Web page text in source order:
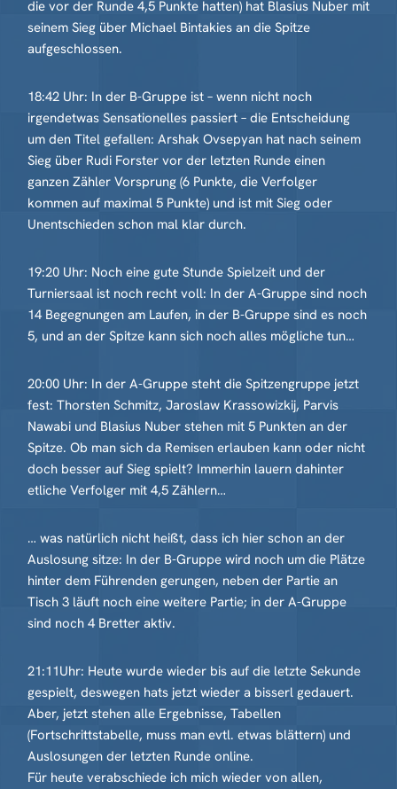
die vor der Runde 4,5 Punkte hatten) hat Blasius Nuber mit
seinem Sieg über Michael Bintakies an die Spitze
aufgeschlossen.
18:42 Uhr: In der B-Gruppe ist – wenn nicht noch
irgendetwas Sensationelles passiert – die Entscheidung
um den Titel gefallen: Arshak Ovsepyan hat nach seinem
Sieg über Rudi Forster vor der letzten Runde einen
ganzen Zähler Vorsprung (6 Punkte, die Verfolger
kommen auf maximal 5 Punkte) und ist mit Sieg oder
Unentschieden schon mal klar durch.
19:20 Uhr: Noch eine gute Stunde Spielzeit und der
Turniersaal ist noch recht voll: In der A-Gruppe sind noch
14 Begegnungen am Laufen, in der B-Gruppe sind es noch
5, und an der Spitze kann sich noch alles mögliche tun…
20:00 Uhr: In der A-Gruppe steht die Spitzengruppe jetzt
fest: Thorsten Schmitz, Jaroslaw Krassowizkij, Parvis
Nawabi und Blasius Nuber stehen mit 5 Punkten an der
Spitze. Ob man sich da Remisen erlauben kann oder nicht
doch besser auf Sieg spielt? Immerhin lauern dahinter
etliche Verfolger mit 4,5 Zählern…
… was natürlich nicht heißt, dass ich hier schon an der
Auslosung sitze: In der B-Gruppe wird noch um die Plätze
hinter dem Führenden gerungen, neben der Partie an
Tisch 3 läuft noch eine weitere Partie; in der A-Gruppe
sind noch 4 Bretter aktiv.
21:11Uhr: Heute wurde wieder bis auf die letzte Sekunde
gespielt, deswegen hats jetzt wieder a bisserl gedauert.
Aber, jetzt stehen alle Ergebnisse, Tabellen
(Fortschrittstabelle, muss man evtl. etwas blättern) und
Auslosungen der letzten Runde online.
Für heute verabschiede ich mich wieder von allen,